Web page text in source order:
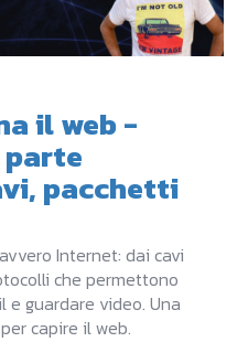
il web -
parte
pacchetti
Internet: dai cavi
che permettono
e guardare video. Una
capire il web.